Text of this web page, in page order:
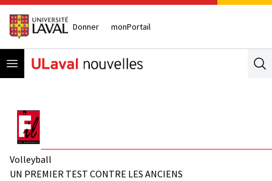
Donner monPortail
Open menu
Volleyball
UN PREMIER TEST CONTRE LES ANCIENS